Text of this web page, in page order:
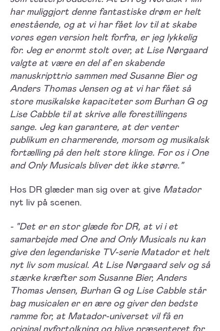
har muliggjort denne fantastiske drøm er helt
enestående, og at vi har fået lov til at skabe
vores egen version helt forfra, er jeg lykkelig
for. Jeg er enormt stolt over, at Lise Nørgaard
valgte at være en del af en skabende
manuskripttrio sammen med Susanne Bier og
Anders Thomas Jensen og at vi har fået så
store musikalske kapaciteter som Burhan G og
Lise Cabble til at skrive alle forestillingens
sange. Jeg kan garantere, at der venter
publikum en charmerende, morsom og musikalsk
fortælling på den helt store klinge. For os i One
and Only Musicals bliver det ikke større.”
Hos DR glæder man sig over at give Matador
nyt liv på scenen.
- "Det er en stor glæde for DR, at vi i et
samarbejde med One and Only Musicals nu kan
give den legendariske TV-serie Matador et helt
nyt liv som musical. At Lise Nørgaard selv og så
stærke kræfter som Susanne Bier, Anders
Thomas Jensen, Burhan G og Lise Cabble står
bag musicalen er en ære og giver den bedste
ramme for, at Matador-universet vil få en
original nyfortolkning og blive præsenteret for